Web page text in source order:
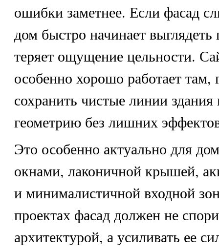
ошибки заметнее. Если фасад
дом быстро начинает
теряет ощущение цельности.
особенно хорошо работает там,
сохранить чистые линии здания
геометрию без лишних
Это особенно актуально для
окнами, лаконичной крышей,
и минималистичной входной
проектах фасад должен не
архитектурой, а усиливать ее